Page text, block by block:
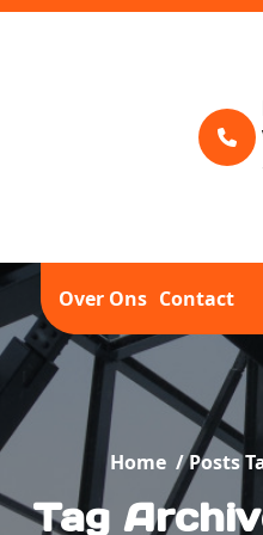
Over Ons Contact
Home/Posts
Tag